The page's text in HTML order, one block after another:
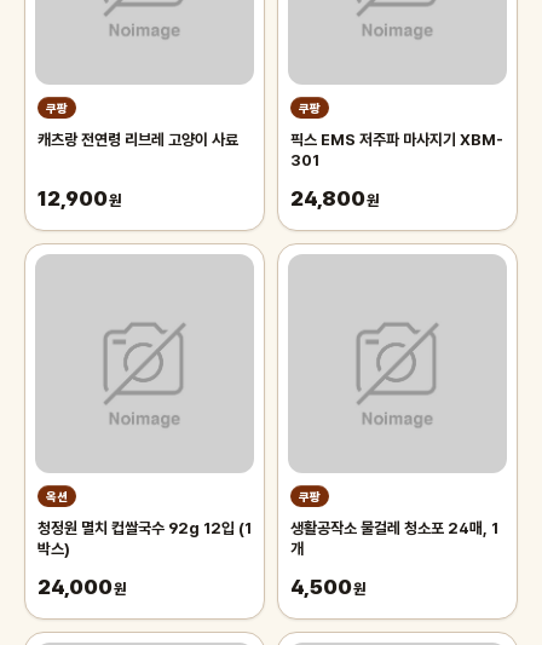
쿠팡
캐츠랑 전연령 리브레 고양이 사료
12,900원
쿠팡
픽스 EMS 저주파 마사지기 XBM-
301
24,800원
옥션
청정원 멸치 컵쌀국수 92g 12입 (1
박스)
24,000원
쿠팡
생활공작소 물걸레 청소포 24매, 1
개
4,500원